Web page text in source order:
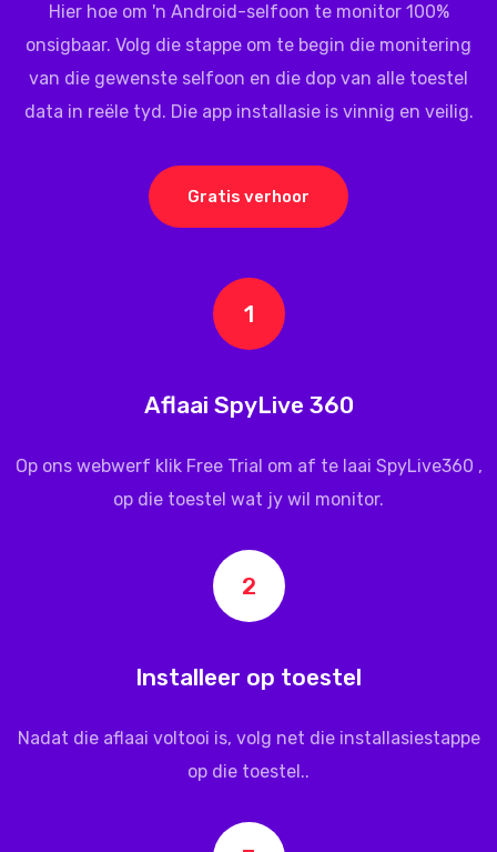
Hier hoe om 'n Android-selfoon te monitor 100%
onsigbaar. Volg die stappe om te begin die monitering
van die gewenste selfoon en die dop van alle toestel
data in reële tyd. Die app installasie is vinnig en veilig.
Gratis verhoor
1
Aflaai SpyLive 360
Op ons webwerf klik Free Trial om af te laai SpyLive360 ,
op die toestel wat jy wil monitor.
2
Installeer op toestel
Nadat die aflaai voltooi is, volg net die installasiestappe
op die toestel..